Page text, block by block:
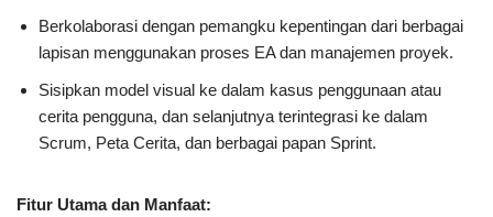
Berkolaborasi dengan pemangku kepentingan dari berbagai
lapisan menggunakan proses EA dan manajemen proyek.
Sisipkan model visual ke dalam kasus penggunaan atau
cerita pengguna, dan selanjutnya terintegrasi ke dalam
Scrum, Peta Cerita, dan berbagai papan Sprint.
Fitur Utama dan Manfaat: